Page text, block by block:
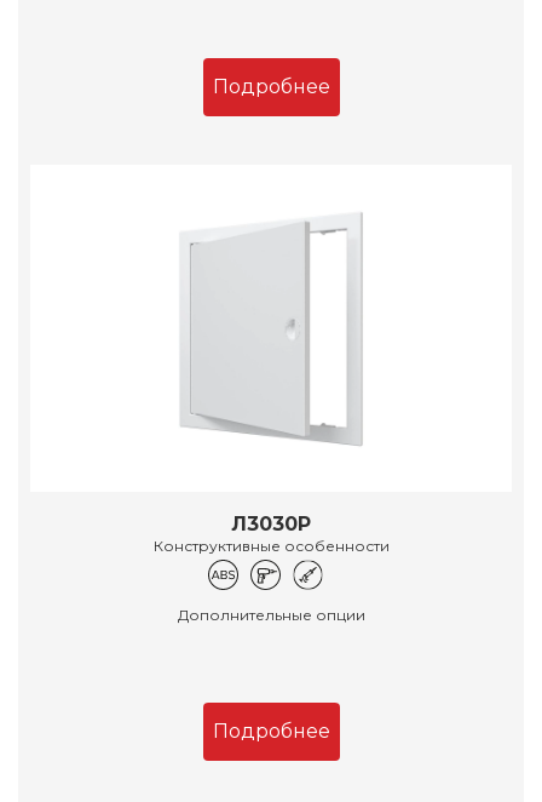
Подробнее
Л3030Р
Конструктивные особенности
Дополнительные опции
Подробнее